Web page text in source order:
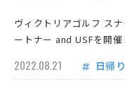
ヴィクトリアゴルフ ス
ートナー and USFを開催
2022.08.21 日帰り